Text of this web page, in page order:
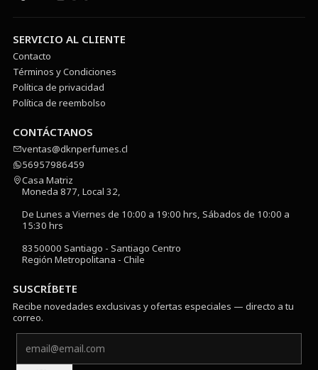
SERVICIO AL CLIENTE
Contacto
Términos y Condiciones
Política de privacidad
Política de reembolso
CONTÁCTANOS
ventas@dknperfumes.cl
56957986459
Casa Matriz
Moneda 877, Local 32,
De Lunes a Viernes de 10:00 a 19:00 hrs, Sábados de 10:00 a
15:30 hrs
8350000 Santiago - Santiago Centro
Región Metropolitana - Chile
SUSCRÍBETE
Recibe novedades exclusivas y ofertas especiales — directo a tu
correo.